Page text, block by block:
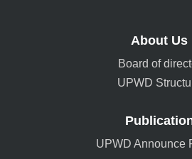
About Us
Board of
UPWD
UPWD Announce